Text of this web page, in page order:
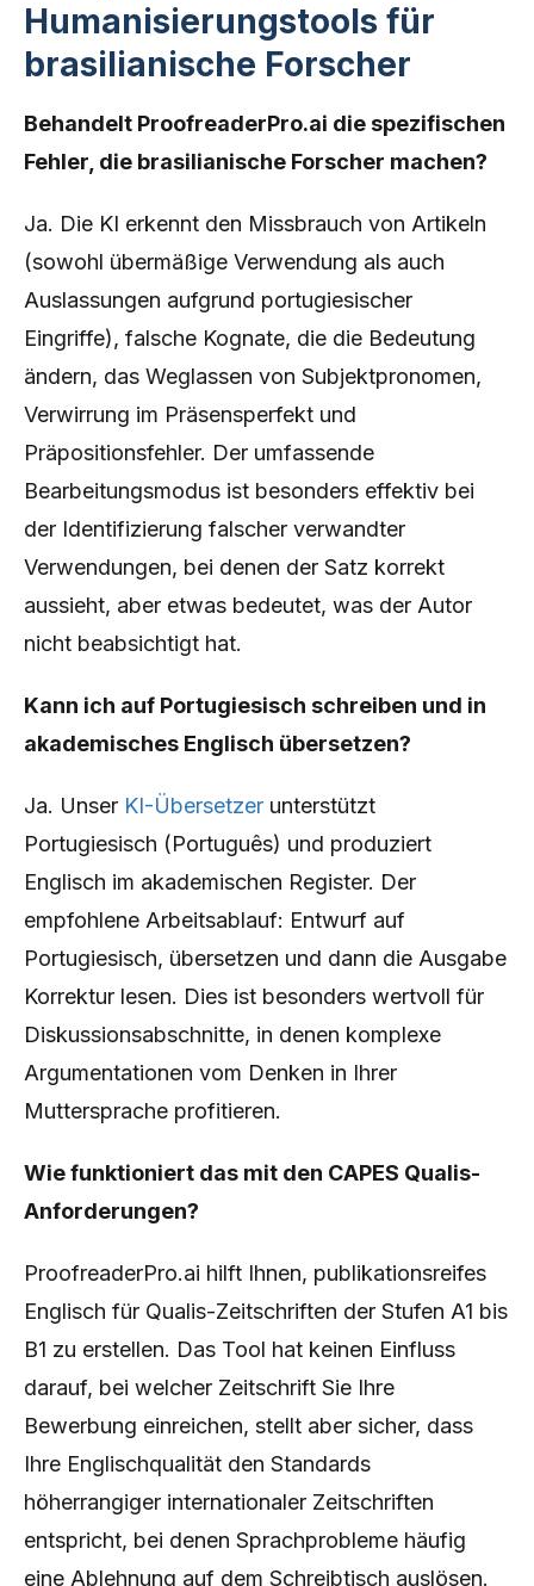
Humanisierungstools für
brasilianische Forscher
Behandelt ProofreaderPro.ai die spezifischen
Fehler, die brasilianische Forscher machen?
Ja. Die KI erkennt den Missbrauch von Artikeln
(sowohl übermäßige Verwendung als auch
Auslassungen aufgrund portugiesischer
Eingriffe), falsche Kognate, die die Bedeutung
ändern, das Weglassen von Subjektpronomen,
Verwirrung im Präsensperfekt und
Präpositionsfehler. Der umfassende
Bearbeitungsmodus ist besonders effektiv bei
der Identifizierung falscher verwandter
Verwendungen, bei denen der Satz korrekt
aussieht, aber etwas bedeutet, was der Autor
nicht beabsichtigt hat.
Kann ich auf Portugiesisch schreiben und in
akademisches Englisch übersetzen?
Ja. Unser KI-Übersetzer unterstützt
Portugiesisch (Português) und produziert
Englisch im akademischen Register. Der
empfohlene Arbeitsablauf: Entwurf auf
Portugiesisch, übersetzen und dann die Ausgabe
Korrektur lesen. Dies ist besonders wertvoll für
Diskussionsabschnitte, in denen komplexe
Argumentationen vom Denken in Ihrer
Muttersprache profitieren.
Wie funktioniert das mit den CAPES Qualis-
Anforderungen?
ProofreaderPro.ai hilft Ihnen, publikationsreifes
Englisch für Qualis-Zeitschriften der Stufen A1 bis
B1 zu erstellen. Das Tool hat keinen Einfluss
darauf, bei welcher Zeitschrift Sie Ihre
Bewerbung einreichen, stellt aber sicher, dass
Ihre Englischqualität den Standards
höherrangiger internationaler Zeitschriften
entspricht, bei denen Sprachprobleme häufig
eine Ablehnung auf dem Schreibtisch auslösen.